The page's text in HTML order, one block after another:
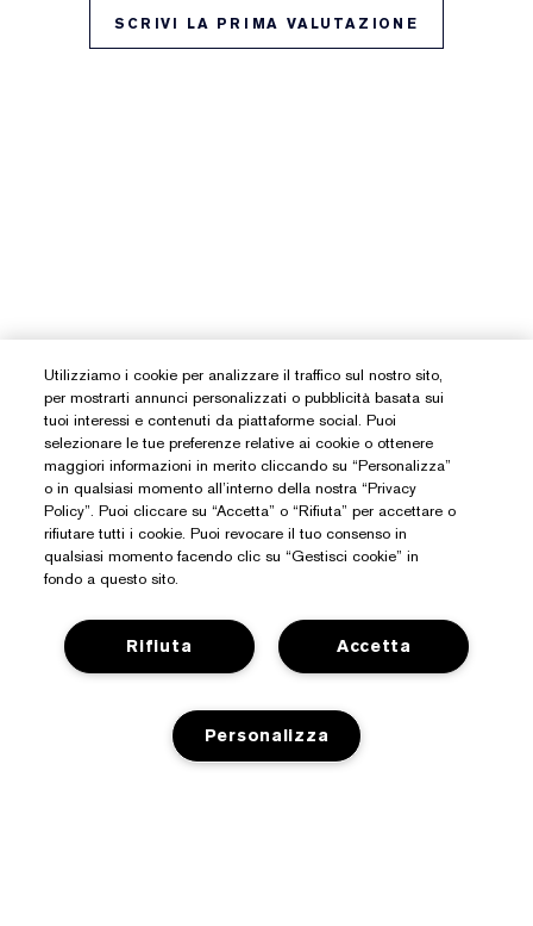
SCRIVI LA PRIMA VALUTAZIONE
Hai Bisogno Di Aiuto?
Utilizziamo i cookie per analizzare il traffico sul nostro sito,
per mostrarti annunci personalizzati o pubblicità basata sui
tuoi interessi e contenuti da piattaforme social. Puoi
selezionare le tue preferenze relative ai cookie o ottenere
maggiori informazioni in merito cliccando su “Personalizza”
o in qualsiasi momento all’interno della nostra “Privacy
Policy”. Puoi cliccare su “Accetta” o “Rifiuta” per accettare o
rifiutare tutti i cookie. Puoi revocare il tuo consenso in
qualsiasi momento facendo clic su “Gestisci cookie” in
fondo a questo sito.
Accetta
Rifiuta
Personalizza